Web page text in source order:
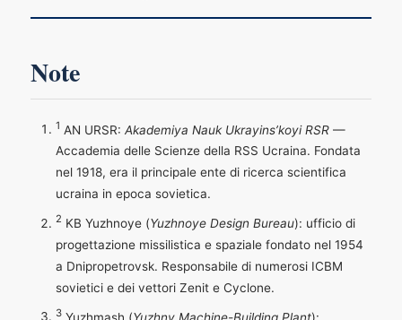
Note
1 AN URSR: Akademiya Nauk Ukrayins’koyi RSR —
Accademia delle Scienze della RSS Ucraina. Fondata
nel 1918, era il principale ente di ricerca scientifica
ucraina in epoca sovietica.
2 KB Yuzhnoye (Yuzhnoye Design Bureau): ufficio di
progettazione missilistica e spaziale fondato nel 1954
a Dnipropetrovsk. Responsabile di numerosi ICBM
sovietici e dei vettori Zenit e Cyclone.
3 Yuzhmash (Yuzhny Machine-Building Plant):